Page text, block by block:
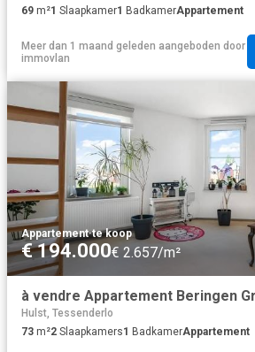
69 m²1 Slaapkamer1 BadkamerAppartement
Meer dan 1 maand geleden aangeboden door
immovlan
Appartement·te koop
€ 194.000€ 2.657/m²
à vendre Appartement Beringen
Hulst, Tessenderlo
73 m²2 Slaapkamers1 BadkamerAppartement